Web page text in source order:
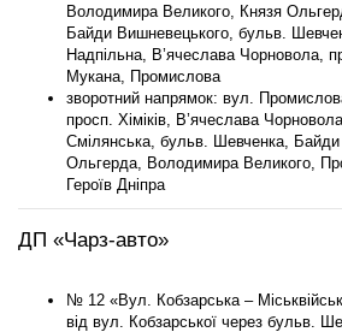
Володимира Великого, Князя
Байди Вишневецького, бульв.
Надпільна, В’ячеслава Чорновола,
Мукана, Промислова
зворотний напрямок: вул.
просп. Хіміків, В’ячеслава
Смілянська, бульв. Шевченка,
Ольгерда, Володимира Великого,
Героїв Дніпра
ДП «Чарз-авто»
№ 12 «Вул. Кобзарська –
від вул. Кобзарської через бульв.